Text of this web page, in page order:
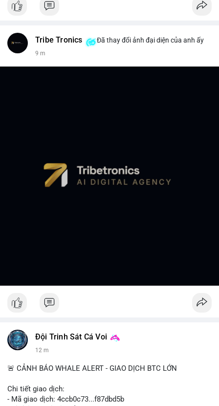
Tribe Tronics Đã thay đổi ảnh đại diện của anh ấy
9 m
Đội Trinh Sát Cá Voi
12 m
🚨 CẢNH BÁO WHALE ALERT - GIAO DỊCH BTC LỚN
Chi tiết giao dịch:
- Mã giao dịch: 4ccb0c73...f87dbd5b